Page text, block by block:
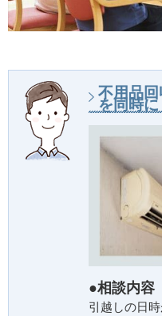
不用品
を同時に
●相談内容
引越しの日